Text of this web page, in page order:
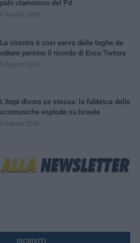
palo clamoroso del Pd
5 Agosto 2026
La sinistra è così serva delle toghe da
odiare persino il ricordo di Enzo Tortora
5 Agosto 2026
L’Anpi divora se stessa: la fabbrica delle
scomuniche esplode su Israele
5 Agosto 2026